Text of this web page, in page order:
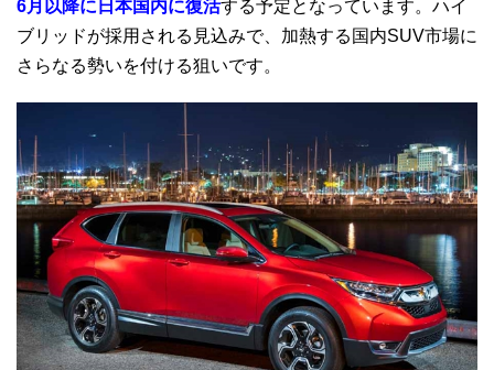
6月以降に日本国内に復活する予定となっています。ハイ
ブリッドが採用される見込みで、加熱する国内SUV市場に
さらなる勢いを付ける狙いです。